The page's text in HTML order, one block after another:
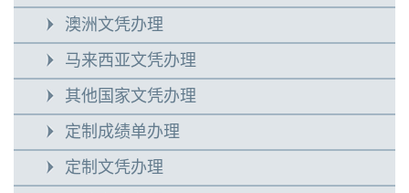
澳洲文凭办理
马来西亚文凭办理
其他国家文凭办理
定制成绩单办理
定制文凭办理